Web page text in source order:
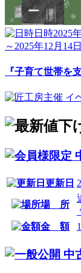
日時2025
～2025年12月14
『子育て世帯を
更新日
場 所
金 額
中